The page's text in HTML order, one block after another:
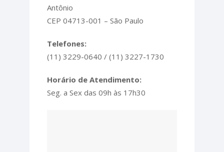
Antônio
CEP 04713-001 – São Paulo
Telefones:
(11) 3229-0640 / (11) 3227-1730
Horário de Atendimento:
Seg. a Sex das 09h às 17h30